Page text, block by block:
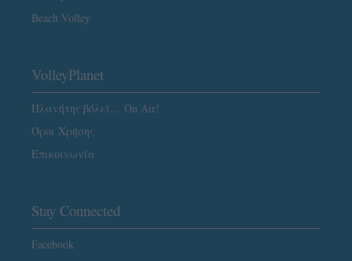
Beach Volley
VolleyPlanet
Πλανήτης βόλεϊ… On Air!
Όροι Χρήσης
Επικοινωνία
Stay Connected
Facebook